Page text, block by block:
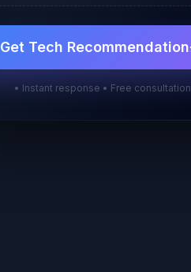
Get Tech Recommendation
• Instant response • Free consultation